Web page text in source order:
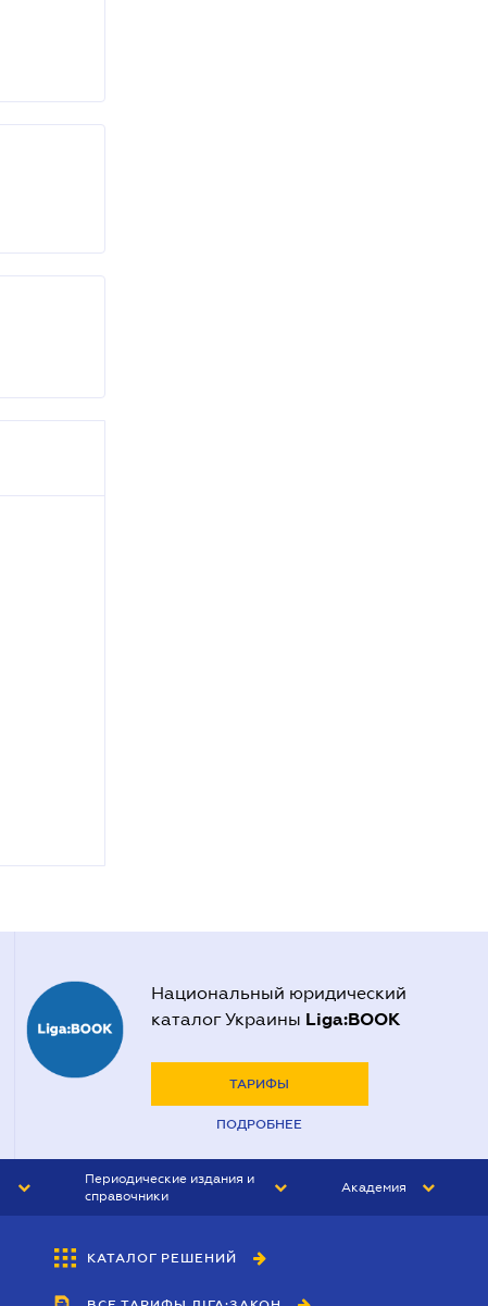
Национальный юридический
каталог Украины Liga:BOOK
ТАРИФЫ
ПОДРОБНЕЕ
Периодические издания и
справочники
БУХГАЛТЕР&ЗАКОН
Академия
КАТАЛОГ РЕШЕНИЙ